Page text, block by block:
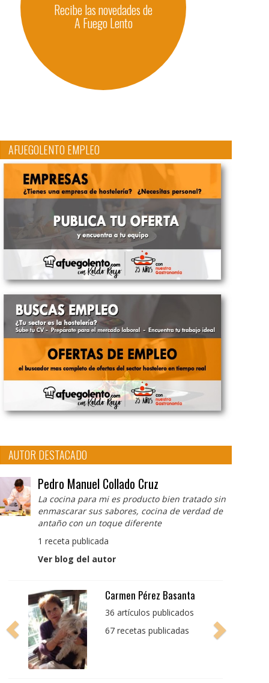
Recibe las novedades de
A Fuego Lento
AFUEGOLENTO EMPLEO
AUTOR DESTACADO
Pedro Manuel Collado Cruz
La cocina para mi es producto bien tratado sin
enmascarar sus sabores, cocina de verdad de
antaño con un toque diferente
1 receta publicada
Ver blog del autor
Pedro Manuel Collado
Cruz
producto bien tratado